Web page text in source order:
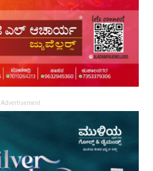
Advertisement